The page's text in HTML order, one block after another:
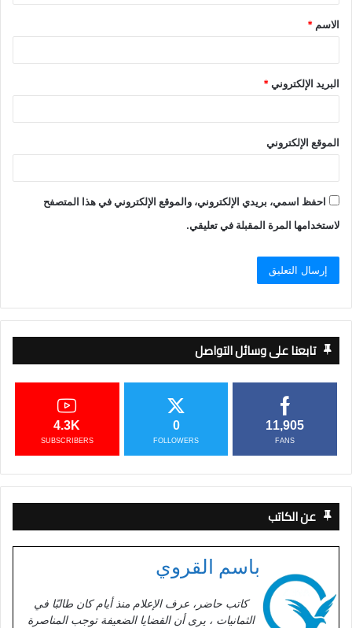
ق
*
الاسم *
البريد الإلكتروني*
الموقع الإلكتروني
احفظ اسمي، بريدي الإلكتروني، والموقع الإلكتروني في هذا المتصفح
لاستخدامها المرة المقبلة في تعليقي.
تابعنا على وسائل التواصل
11,905
FANS
0
FOLLOWERS
4.3K
SUBSCRIBERS
عن الكاتب
باسم القروي
كاتب حاضر، عرف الإعلام منذ أيام كان طالبًا في
الثمانيات ، يرى أن القضايا الضعيفة توجب المناصرة